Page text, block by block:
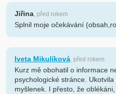
Jiřina, před rokem
Splnil moje očekávání
Iveta Mikulíková, před rokem
Kurz mě obohatil o informace
psychologické stránce.
myšlenek. I přesto, že